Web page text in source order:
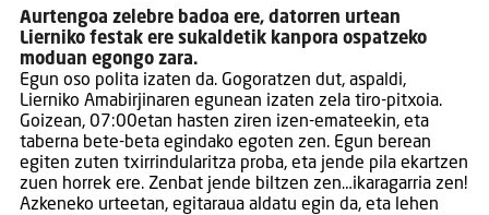
Aurtengoa zelebre badoa ere, datorren urtean
Lierniko festak ere sukaldetik kanpora ospatzeko
moduan egongo zara.
Egun oso polita izaten da. Gogoratzen dut, aspaldi,
Lierniko Amabirjinaren egunean izaten zela tiro-pitxoia.
Goizean, 07:00etan hasten ziren izen-emateekin, eta
taberna bete-beta egindako egoten zen. Egun berean
egiten zuten txirrindularitza proba, eta jende pila ekartzen
zuen horrek ere. Zenbat jende biltzen zen…ikaragarria zen!
Azkeneko urteetan, egitaraua aldatu egin da, eta lehen